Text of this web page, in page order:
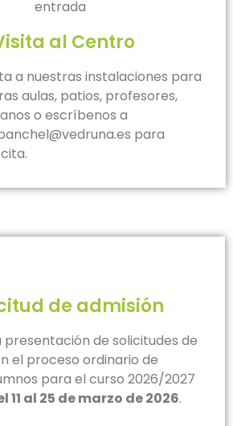
al Centro
a nuestras instalaciones para
aulas, patios, profesores,
o escríbenos a
para
de admisión
presentación de solicitudes de
el proceso ordinario de
para el curso 2026/2027
11 al 25 de marzo de 2026.